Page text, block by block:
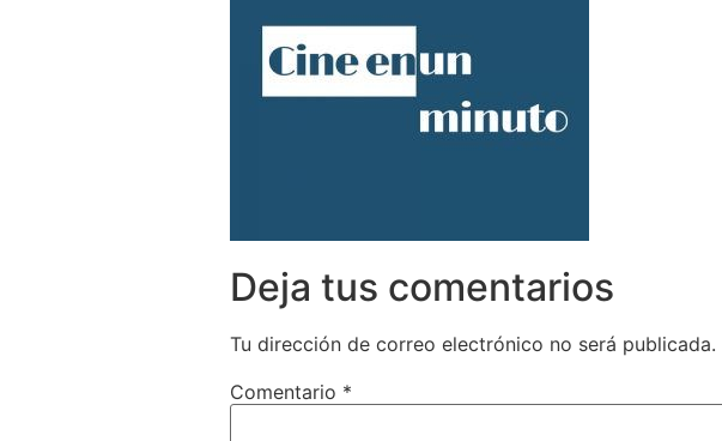
Deja tus comentarios
Tu dirección de correo electrónico no será publicada.
Comentario *